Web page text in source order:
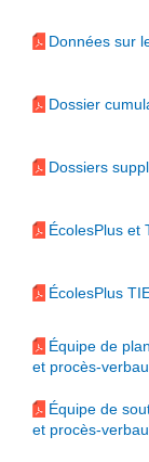
Données sur
Dossier
Dossiers
ÉcolesPlus et
ÉcolesPlus
Équipe de
et procès-
Équipe de
et procès-